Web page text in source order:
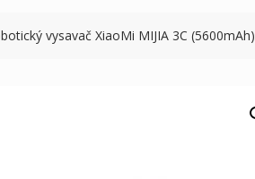
vysavač XiaoMi MIJIA 3C (5600mAh)